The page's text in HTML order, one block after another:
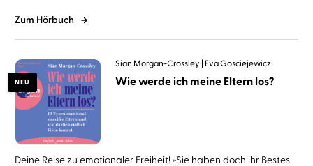
Zum Hörbuch
NEU
Sian Morgan-Crossley Eva Gosciejewicz
Wie werde ich meine Eltern los?
Deine Reise zu emotionaler Freiheit! »Sie haben doch ihr Bestes